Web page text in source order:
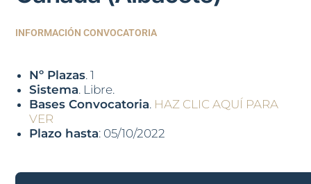
INFORMACIÓN CONVOCATORIA
Nº Plazas. 1
Sistema. Libre.
Bases Convocatoria. HAZ CLIC AQUÍ PARA
VER
Plazo hasta: 05/10/2022